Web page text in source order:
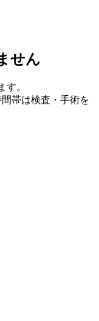
せん
す。
間帯は検査・手術を